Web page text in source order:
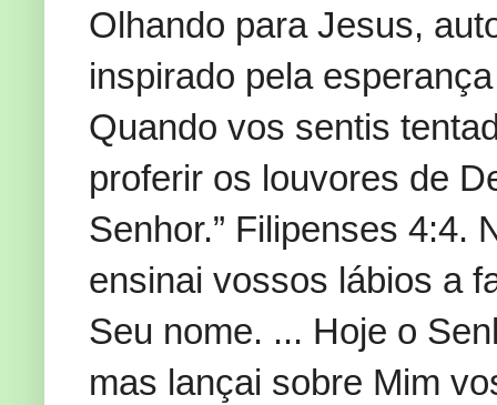
Olhando para Jesus,
inspirado pela
Quando vos sentis
proferir os louvores de
Senhor.” Filipenses 4:4.
ensinai vossos lábios a
Seu nome. ... Hoje o
mas lançai sobre Mim